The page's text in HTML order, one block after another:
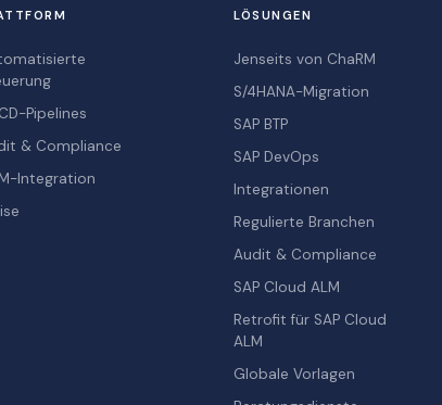
Pipelines
& Compliance
Integration
LÖSUNGEN
Jenseits von ChaRM
S/4HANA-Migration
SAP BTP
SAP DevOps
Integrationen
Regulierte Branchen
Audit & Compliance
SAP Cloud ALM
Retrofit für SAP Cloud
ALM
Globale Vorlagen